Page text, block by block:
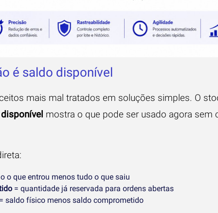
é saldo disponível
mais mal tratados em soluções simples. O
mostra o que pode ser usado agora sem
o que entrou menos tudo o que saiu
= quantidade já reservada para ordens abertas
saldo físico menos saldo comprometido